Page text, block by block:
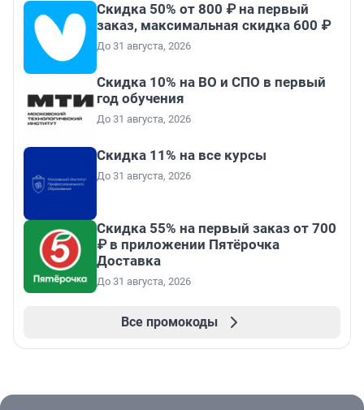
Скидка 50% от 800 ₽ на первый
заказ, максимальная скидка 600 ₽
До 31 августа, 2026
Скидка 10% на ВО и СПО в первый
год обучения
До 31 августа, 2026
Скидка 11% на все курсы
До 31 августа, 2026
Скидка 55% на первый заказ от 700
₽ в приложении Пятёрочка
Доставка
До 31 августа, 2026
Все промокоды